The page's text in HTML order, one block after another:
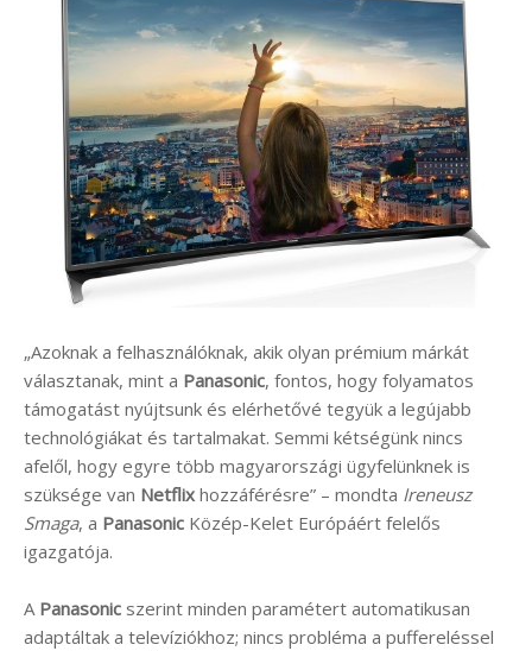
„Azoknak a felhasználóknak, akik olyan prémium márkát
választanak, mint a Panasonic, fontos, hogy folyamatos
támogatást nyújtsunk és elérhetővé tegyük a legújabb
technológiákat és tartalmakat. Semmi kétségünk nincs
afelől, hogy egyre több magyarországi ügyfelünknek is
szüksége van Netflix hozzáférésre” – mondta Ireneusz
Smaga, a Panasonic Közép-Kelet Európáért felelős
igazgatója.
A Panasonic szerint minden paramétert automatikusan
adaptáltak a televíziókhoz; nincs probléma a puffereléssel